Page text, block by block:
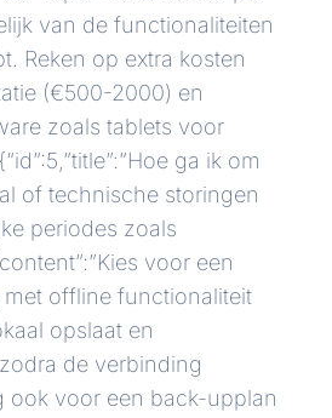
van de functionaliteiten
Reken op extra kosten
(€500-2000) en
zoals tablets voor
ga ik om
of technische storingen
periodes zoals
voor een
offline functionaliteit
opslaat en
de verbinding
ook voor een back-upplan